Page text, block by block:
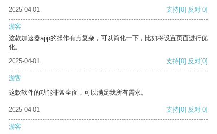
2025-04-01
支持[0] 反对[0]
游客
这款加速器app的操作有点复杂，可以简化一下，比如将设置页面进行优
化。
2025-04-01
支持[0] 反对[0]
游客
这款软件的功能非常全面，可以满足我所有需求。
2025-04-01 支持[0] 反对[0]
游客